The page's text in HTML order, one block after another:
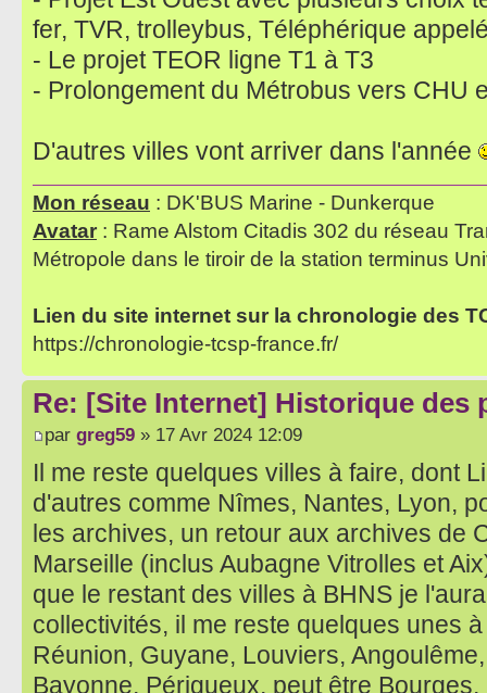
fer, TVR, trolleybus, Téléphérique
- Le projet TEOR ligne T1 à T3
- Prolongement du Métrobus vers CHU
D'autres villes vont arriver dans l'année
Mon réseau : DK'BUS Marine - Dunkerque
Avatar : Rame Alstom Citadis 302 du réseau
Métropole dans le tiroir de la station terminus
Lien du site internet sur la chronologie des
https://chronologie-tcsp-france.fr/
Re: [Site Internet] Historique des
par greg59 » 17 Avr 2024 12:09
Il me reste quelques villes à faire, dont
d'autres comme Nîmes, Nantes, Lyon,
les archives, un retour aux archives de
Marseille (inclus Aubagne Vitrolles et
que le restant des villes à BHNS je
collectivités, il me reste quelques unes
Réunion, Guyane, Louviers,
Bayonne, Périgueux, peut être